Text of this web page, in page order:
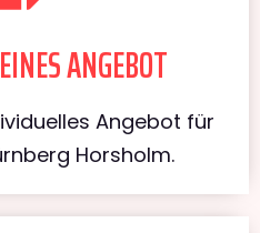
ANGEBOT
Angebot für
Horsholm.